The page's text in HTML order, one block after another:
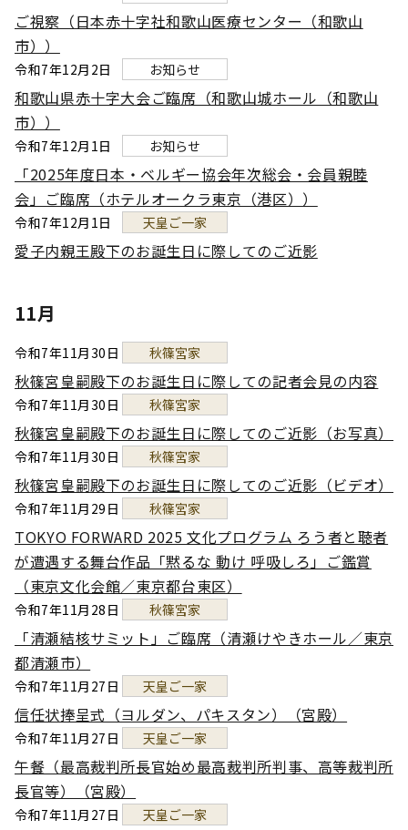
ご視察（日本赤十字社和歌山医療センター（和歌山
市））
令和7年12月2日 お知らせ
和歌山県赤十字大会ご臨席（和歌山城ホール（和歌山
市））
令和7年12月1日 お知らせ
「2025年度日本・ベルギー協会年次総会・会員親睦
会」ご臨席（ホテルオークラ東京（港区））
令和7年12月1日 天皇ご一家
愛子内親王殿下のお誕生日に際してのご近影
11月
令和7年11月30日 秋篠宮家
秋篠宮皇嗣殿下のお誕生日に際しての記者会見の内容
令和7年11月30日 秋篠宮家
秋篠宮皇嗣殿下のお誕生日に際してのご近影（お写真）
令和7年11月30日 秋篠宮家
秋篠宮皇嗣殿下のお誕生日に際してのご近影（ビデオ）
令和7年11月29日 秋篠宮家
TOKYO FORWARD 2025 文化プログラム ろう者と聴者
が遭遇する舞台作品「黙るな 動け 呼吸しろ」ご鑑賞
（東京文化会館／東京都台東区）
令和7年11月28日 秋篠宮家
「清瀬結核サミット」ご臨席（清瀬けやきホール／東京
都清瀬市）
令和7年11月27日 天皇ご一家
信任状捧呈式（ヨルダン、パキスタン）（宮殿）
令和7年11月27日 天皇ご一家
午餐（最高裁判所長官始め最高裁判所判事、高等裁判所
長官等）（宮殿）
令和7年11月27日 天皇ご一家